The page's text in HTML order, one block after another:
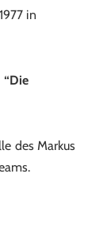
in
“Die
des Markus